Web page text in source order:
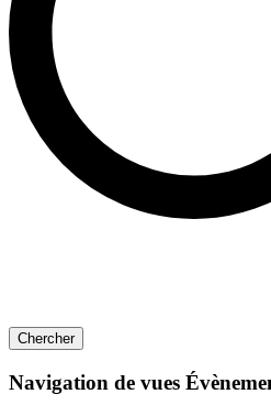
Chercher
Navigation de vues